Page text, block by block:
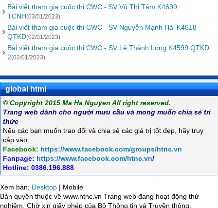
Bài viết tham gia cuộc thi CWC - SV Vũ Thị Tâm K4699
TCNH(03/01/2023)
Bài viết tham gia cuộc thi CWC - SV Nguyễn Mạnh Hải K4618
QTKD(02/01/2023)
Bài viết tham gia cuộc thi CWC - SV Lê Thành Long K4599 QTKD
2(02/01/2023)
global html
© Copyright 2015 Ma Ha Nguyen All right reserved.
Trang web dành cho người mưu cầu và mong muốn chia sẻ tri
thức
Nếu các bạn muốn trao đổi và chia sẻ các giá trị tốt đẹp, hãy truy
cập vào:
Facebook: https://www.facebook.com/groups/htnc.vn
Fanpage: https://www.facebook.com/htnc.vn/
Hotline: 0386.196.888
Xem bản: Desktop | Mobile
Bản quyền thuộc về www.htnc.vn Trang web đang hoạt động thử
nghiệm. Chờ xin giấy phép của Bộ Thông tin và Truyền thông.